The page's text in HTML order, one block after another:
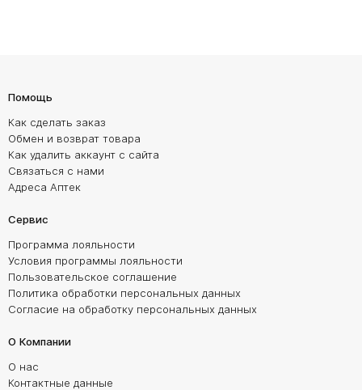
Помощь
Как сделать заказ
Обмен и возврат товара
Как удалить аккаунт с сайта
Связаться с нами
Адреса Аптек
Сервис
Программа лояльности
Условия программы лояльности
Пользовательское соглашение
Политика обработки персональных данных
Согласие на обработку персональных данных
О Компании
О нас
Контактные данные